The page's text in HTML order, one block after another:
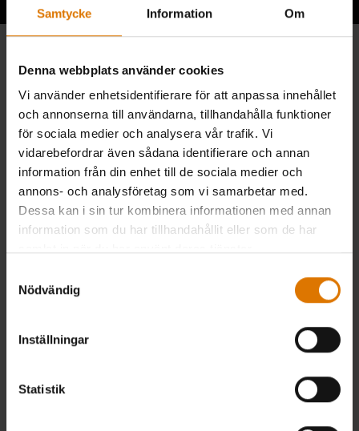
Samtycke Information Om
Denna webbplats använder cookies
Vi använder enhetsidentifierare för att anpassa innehållet
och annonserna till användarna, tillhandahålla funktioner
för sociala medier och analysera vår trafik. Vi
vidarebefordrar även sådana identifierare och annan
information från din enhet till de sociala medier och
annons- och analysföretag som vi samarbetar med.
Dessa kan i sin tur kombinera informationen med annan
information som du har tillhandahållit eller som de har
Nödvändig
Inställningar
Statistik